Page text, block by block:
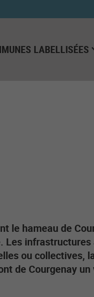
LABELLISÉES
le hameau de
Les
ou collectives,
de Courgenay